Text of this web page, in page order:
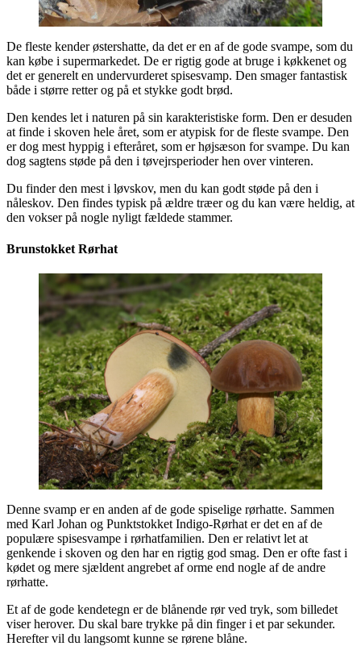
De fleste kender østershatte, da det er en af de gode svampe, som du
kan købe i supermarkedet. De er rigtig gode at bruge i køkkenet og
det er generelt en undervurderet spisesvamp. Den smager fantastisk
både i større retter og på et stykke godt brød.
Den kendes let i naturen på sin karakteristiske form. Den er desuden
at finde i skoven hele året, som er atypisk for de fleste svampe. Den
er dog mest hyppig i efteråret, som er højsæson for svampe. Du kan
dog sagtens støde på den i tøvejrsperioder hen over vinteren.
Du finder den mest i løvskov, men du kan godt støde på den i
nåleskov. Den findes typisk på ældre træer og du kan være heldig, at
den vokser på nogle nyligt fældede stammer.
Brunstokket Rørhat
Denne svamp er en anden af de gode spiselige rørhatte. Sammen
med Karl Johan og Punktstokket Indigo-Rørhat er det en af de
populære spisesvampe i rørhatfamilien. Den er relativt let at
genkende i skoven og den har en rigtig god smag. Den er ofte fast i
kødet og mere sjældent angrebet af orme end nogle af de andre
rørhatte.
Et af de gode kendetegn er de blånende rør ved tryk, som billedet
viser herover. Du skal bare trykke på din finger i et par sekunder.
Herefter vil du langsomt kunne se rørene blåne.